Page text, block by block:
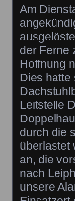
Am
der Ferne
Hoffnung
Dies hatte
Leitstelle
durch die
überlastet
an, die
nach
unsere